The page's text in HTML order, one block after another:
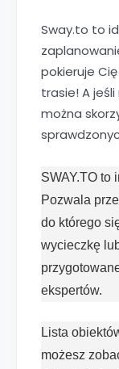
Sway.to to
pokieruje
trasie! A
można
SWAY.TO to
Pozwala
do którego
wycieczkę
ekspertów.
Lista
możesz